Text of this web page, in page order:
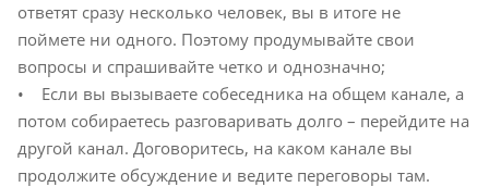
ответят сразу несколько человек, вы в итоге не
поймете ни одного. Поэтому продумывайте свои
вопросы и спрашивайте четко и однозначно;
• Если вы вызываете собеседника на общем канале, а
потом собираетесь разговаривать долго – перейдите на
другой канал. Договоритесь, на каком канале вы
продолжите обсуждение и ведите переговоры там.